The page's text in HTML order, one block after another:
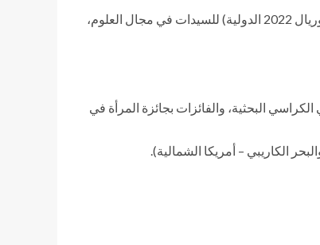
أعلن د. خالد عبدالغفار وزير التعليم العالي والبحث العلمي رئيس اللجنة الوطنية المصرية لليونسكو عن فتح باب الترشح لجائزة اليونسكو (لوريال 2022 الدولية) للسيدات في مجال العلوم،
البحثية، والفائزات بجائزة المرأة في
الكاريبي – أمريكا الشمالية).